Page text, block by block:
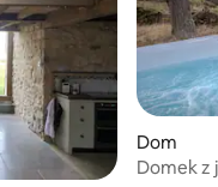
Dom
Domek z